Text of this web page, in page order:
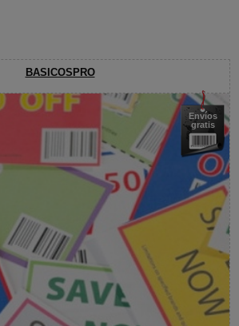
BASICOSPRO
Envíos
gratis